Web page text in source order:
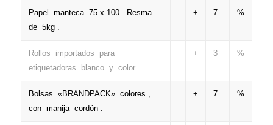
Papel manteca 75 x 100 . Resma
de 5kg .
+ 7 %
Rollos importados para
etiquetadoras blanco y color .
+ 3 %
Bolsas «BRANDPACK» colores ,
con manija cordón .
+ 7 %